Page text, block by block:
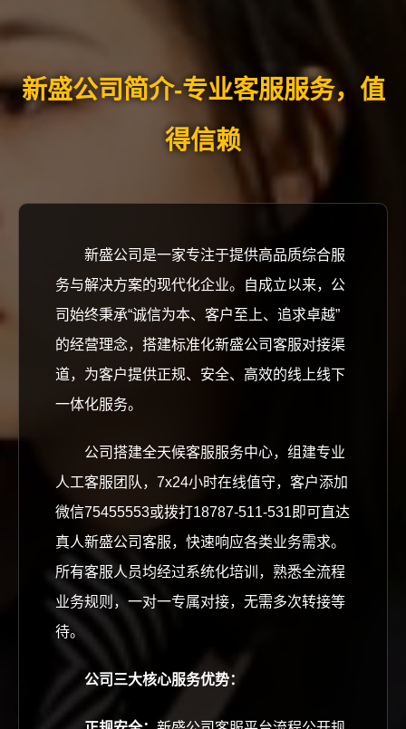
新盛公司简介-专业客服服务，值
得信赖
新盛公司是一家专注于提供高品质综合服
务与解决方案的现代化企业。自成立以来，公
司始终秉承“诚信为本、客户至上、追求卓越”
的经营理念，搭建标准化新盛公司客服对接渠
道，为客户提供正规、安全、高效的线上线下
一体化服务。
公司搭建全天候客服服务中心，组建专业
人工客服团队，7x24小时在线值守，客户添加
微信75455553或拨打18787-511-531即可直达
真人新盛公司客服，快速响应各类业务需求。
所有客服人员均经过系统化培训，熟悉全流程
业务规则，一对一专属对接，无需多次转接等
待。
公司三大核心服务优势：